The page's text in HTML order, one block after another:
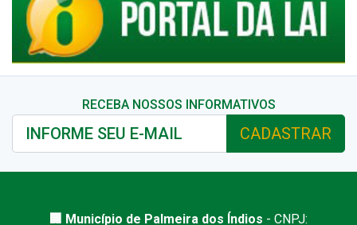
RECEBA NOSSOS INFORMATIVOS
CADASTRAR
🏢 Município de Palmeira dos Índios - CNPJ: